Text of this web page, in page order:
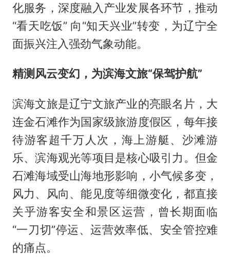
化服务，深度融入产业发展各环节，推动
“看天吃饭” 向“知天兴业”转变，为辽宁全
面振兴注入强劲气象动能。
精测风云变幻，为滨海文旅“保驾护航”
滨海文旅是辽宁文旅产业的亮眼名片，大
连金石滩作为国家级旅游度假区，每年接
待游客超千万人次，海上游艇、沙滩游
乐、滨海观光等项目是核心吸引力。但金
石滩海域受山海地形影响，小气候多变，
风力、风向、能见度等细微变化，都直接
关乎游客安全和景区运营，曾长期面临
“一刀切”停运、运营效率低、安全管控难
的痛点。